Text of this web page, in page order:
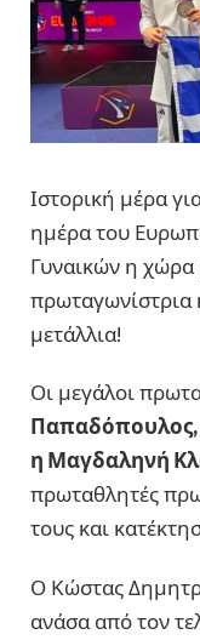
Ιστορική μέρα
ημέρα του
Γυναικών η
πρωταγωνίστρια
μετάλλια!
Οι μεγάλοι
Παπαδόπουλος,
η Μαγδαληνή
πρωταθλητές
τους και
Ο Κώστας
ανάσα από τον